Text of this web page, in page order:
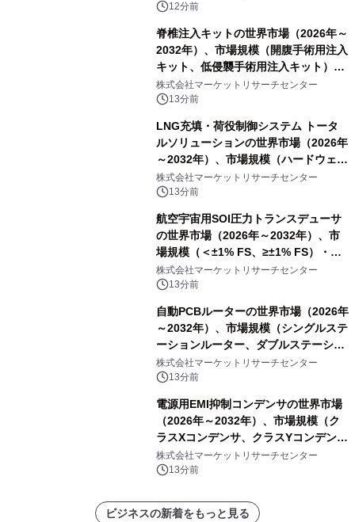
（2026年～2036年）
12分前
脊椎注入キットの世界市場（2026年～
2032年）、市場規模（開腹手術用注入
キット、低侵襲手術用注入キット）・
分析レポートを発表
株式会社マーケットリサーチセンター
13分前
LNG充填・荷役制御システム トータ
ルソリューションの世界市場（2026年
～2032年）、市場規模（ハードウェ
ア、ソフトウェア、サービス）・分析
レポートを発表
株式会社マーケットリサーチセンター
13分前
航空宇宙用SOI圧力トランスデューサ
の世界市場（2026年～2032年）、市
場規模（＜±1% FS、≥±1% FS）・分
析レポートを発表
株式会社マーケットリサーチセンター
13分前
自動PCBルーターの世界市場（2026年
～2032年）、市場規模（シングルステ
ーションルーター、ダブルステーショ
ンルーター）・分析レポートを発表
株式会社マーケットリサーチセンター
13分前
電源用EMI抑制コンデンサの世界市場
（2026年～2032年）、市場規模（ク
ラスXコンデンサ、クラスYコンデン
サ）・分析レポートを発表
株式会社マーケットリサーチセンター
13分前
ビジネスの新着をもっと見る